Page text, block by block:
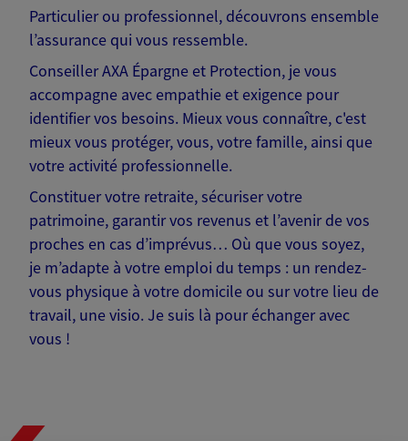
Particulier ou professionnel, découvrons ensemble
l’assurance qui vous ressemble.
Conseiller AXA Épargne et Protection, je vous
accompagne avec empathie et exigence pour
identifier vos besoins. Mieux vous connaître, c'est
mieux vous protéger, vous, votre famille, ainsi que
votre activité professionnelle.
Constituer votre retraite, sécuriser votre
patrimoine, garantir vos revenus et l’avenir de vos
proches en cas d’imprévus… Où que vous soyez,
je m’adapte à votre emploi du temps : un rendez-
vous physique à votre domicile ou sur votre lieu de
travail, une visio. Je suis là pour échanger avec
vous !